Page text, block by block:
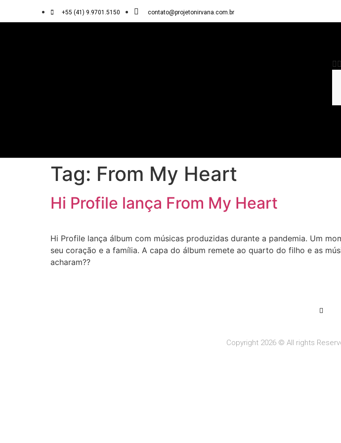
+55 (41) 9.9701.5150 contato@projetonirvana.com.br
Tag: From My Heart
Hi Profile lança From My Heart
Hi Profile lança álbum com músicas produzidas durante a pandemia. Um
seu coração e a família. A capa do álbum remete ao quarto do filho e as
acharam??
Copyright 2026 © All rights